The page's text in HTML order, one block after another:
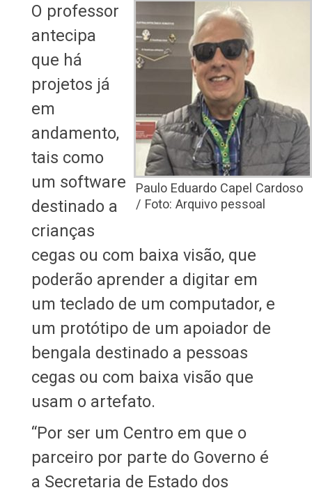
Paulo Eduardo Capel Cardoso
/ Foto: Arquivo pessoal
O professor
antecipa
que há
projetos já
em
andamento,
tais como
um software
destinado a
crianças
cegas ou com baixa visão, que
poderão aprender a digitar em
um teclado de um computador, e
um protótipo de um apoiador de
bengala destinado a pessoas
cegas ou com baixa visão que
usam o artefato.
“Por ser um Centro em que o
parceiro por parte do Governo é
a Secretaria de Estado dos